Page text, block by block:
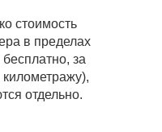
стоимость
в пределах
за
отдельно.